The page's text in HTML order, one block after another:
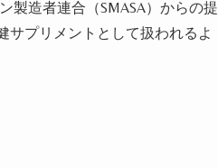
製造者連合（SMASA）からの提
サプリメントとして扱われるよ